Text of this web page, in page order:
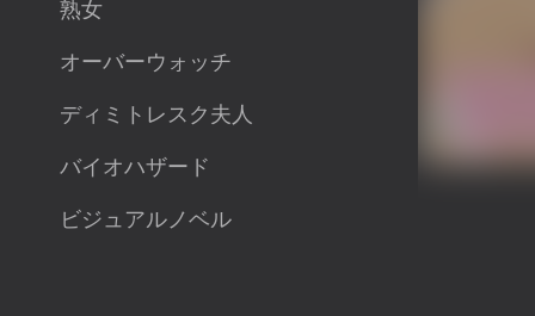
熟女
オーバーウォッチ
ディミトレスク夫人
バイオハザード
ビジュアルノベル